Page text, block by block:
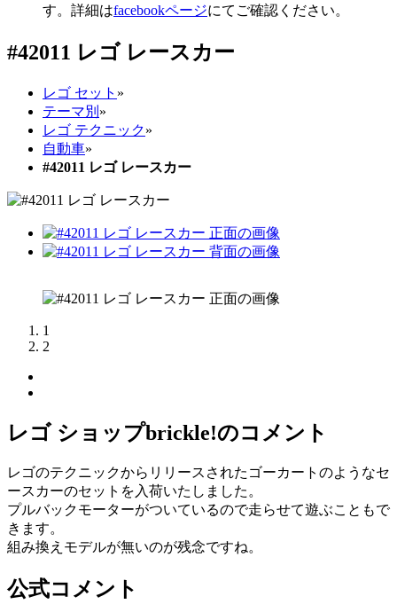
す。詳細はfacebookページにてご確認ください。
#42011 レゴ レースカー
レゴ セット »
テーマ別 »
レゴ テクニック»
自動車»
#42011 レゴ レースカー
1
2
レゴ ショップbrickle!のコメント
レゴのテクニックからリリースされたゴーカートのようなセ
ースカーのセットを入荷いたしました。
プルバックモーターがついているので走らせて遊ぶこともで
きます。
組み換えモデルが無いのが残念ですね。
公式コメント